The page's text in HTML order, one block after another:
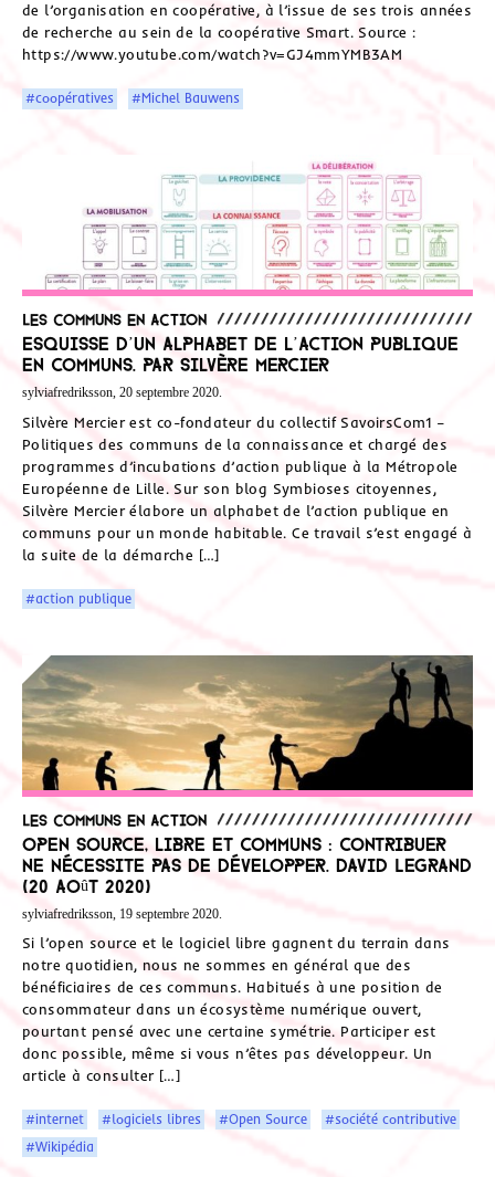
de l’organisation en coopérative, à l’issue de ses trois années
de recherche au sein de la coopérative Smart. Source :
https://www.youtube.com/watch?v=GJ4mmYMB3AM
#coopératives #Michel Bauwens
Les communs en action
Esquisse d’un alphabet de l’action publique
en communs. Par Silvère Mercier
sylviafredriksson, 20 septembre 2020.
Silvère Mercier est co-fondateur du collectif SavoirsCom1 –
Politiques des communs de la connaissance et chargé des
programmes d’incubations d’action publique à la Métropole
Européenne de Lille. Sur son blog Symbioses citoyennes,
Silvère Mercier élabore un alphabet de l’action publique en
communs pour un monde habitable. Ce travail s’est engagé à
la suite de la démarche […]
#action publique
Les communs en action
Open source, libre et communs : contribuer
ne nécessite pas de développer. David Legrand
(20 août 2020)
sylviafredriksson, 19 septembre 2020.
Si l’open source et le logiciel libre gagnent du terrain dans
notre quotidien, nous ne sommes en général que des
bénéficiaires de ces communs. Habitués à une position de
consommateur dans un écosystème numérique ouvert,
pourtant pensé avec une certaine symétrie. Participer est
donc possible, même si vous n’êtes pas développeur. Un
article à consulter […]
#internet #logiciels libres #Open Source
#société contributive
#Wikipédia